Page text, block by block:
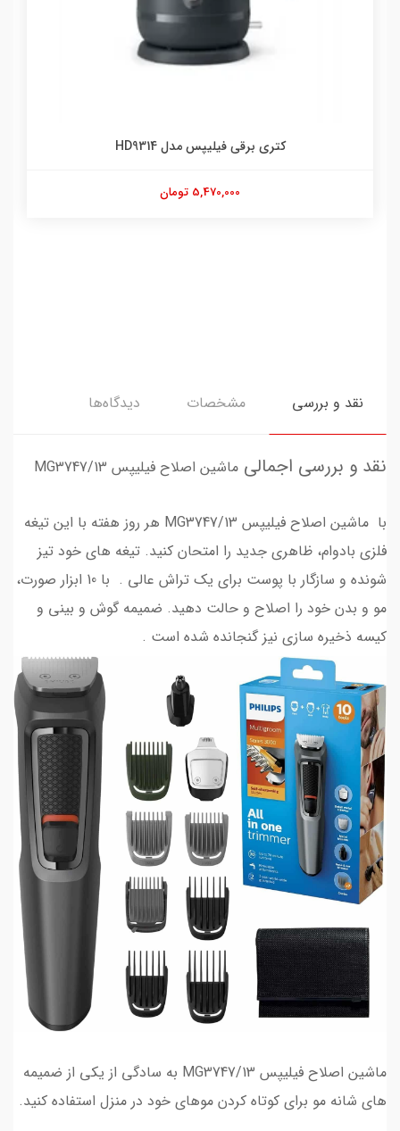
کتری برقی فیلیپس مدل HD9314
نقد و بررسی مشخصات دیدگاه‌ها
نقد و بررسی اجمالی ماشین اصلاح فیلیپس MG3747/13
با ماشین اصلاح فیلیپس MG3747/13 هر روز هفته با این تیغه
فلزی بادوام، ظاهری جدید را امتحان کنید. تیغه های خود تیز
شونده و سازگار با پوست برای یک تراش عالی . با 10 ابزار صورت،
مو و بدن خود را اصلاح و حالت دهید. ضمیمه گوش و بینی و
کیسه ذخیره سازی نیز گنجانده شده است .
ماشین اصلاح فیلیپس MG3747/13 به سادگی از یکی از ضمیمه
های شانه مو برای کوتاه کردن موهای خود در منزل استفاده کنید.